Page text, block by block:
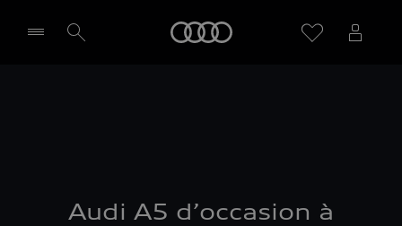
Audi A5 d’occasion à